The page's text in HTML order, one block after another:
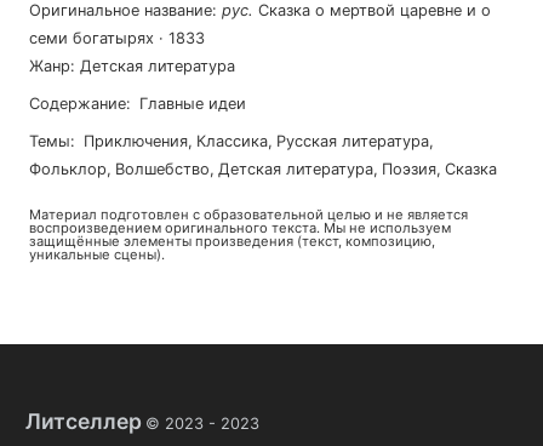
Оригинальное название: рус. Сказка о мертвой царевне и о
семи богатырях · 1833
Жанр: Детская литература
Содержание: Главные идеи
Темы: приключения, классика, русская литература,
фольклор, волшебство, детская литература, поэзия, сказка
Материал подготовлен с образовательной целью и не является
воспроизведением оригинального текста. Мы не используем
защищённые элементы произведения (текст, композицию,
уникальные сцены).
Литселлер © 2023 - 2023